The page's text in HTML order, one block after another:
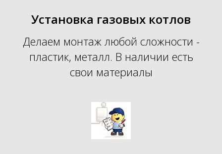
Установка газовых котлов
Делаем монтаж любой сложности -
пластик, металл. В наличии есть
свои материалы